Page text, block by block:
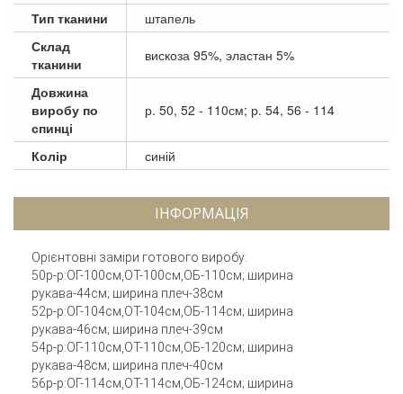
Тип тканини
штапель
Склад
тканини
вискоза 95%, эластан 5%
Довжина
виробу по
спинці
р. 50, 52 - 110см; р. 54, 56 - 114
Колір синій
ІНФОРМАЦІЯ
Орієнтовні заміри готового виробу:
50р-р:ОГ-100см,ОТ-100см,ОБ-110см; ширина
рукава-44см; ширина плеч-38см
52р-р:ОГ-104см,ОТ-104см,ОБ-114см; ширина
рукава-46см; ширина плеч-39см
54р-р:ОГ-110см,ОТ-110см,ОБ-120см; ширина
рукава-48см; ширина плеч-40см
56р-р:ОГ-114см,ОТ-114см,ОБ-124см; ширина